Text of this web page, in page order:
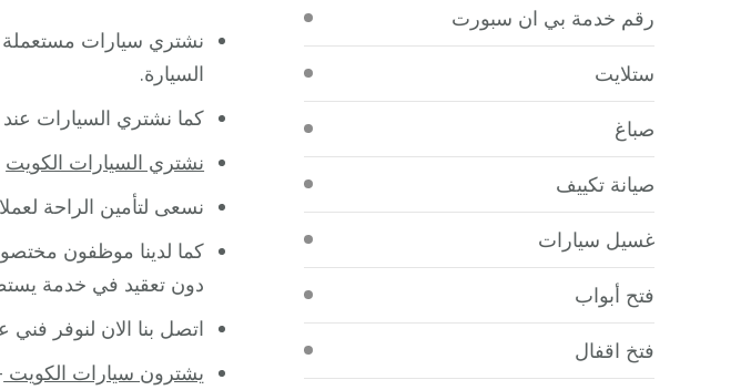
نشتري سيارات مستعملة
السيارة.
كما نشتري السيارات عند
نشتري السيارات الكويت
نسعى لتأمين الراحة
كما لدينا موظفون
دون تعقيد في خدمة
اتصل بنا الان لنوفر فني
يشترون سيارات الكويت
رقم خدمة بي ان سبورت
ستلايت
صباغ
صيانة تكييف
غسيل سيارات
فتح أبواب
فتخ اقفال